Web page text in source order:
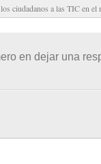
ciudadanos a las TIC en
en dejar una